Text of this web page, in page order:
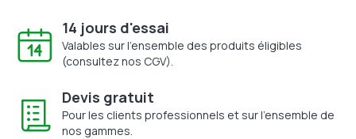
14 jours d'essai
Valables sur l'ensemble des produits éligibles
(consultez nos CGV).
Devis gratuit
Pour les clients professionnels et sur l'ensemble de
nos gammes.